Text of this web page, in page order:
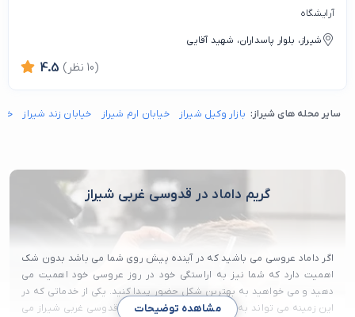
آرایشگاه
شیراز، بلوار پاسداران، شهید آقایی
4.5 (10 نظر)
سایر محله های شیراز: بازار وکیل شیراز خیابان ارم شیراز خیابان زند شیراز
گریم داماد در قدوسی غربی شیراز
اگر داماد عروسی می باشید که در آینده پیش روی شما می باشد بدون شک
اهمیت دارد که شما نیز به اراستگی خود در روز عروسی خود اهمیت می
دهید و می خواهید به بهترین شکل حضور پیدا کنید. یکی از خدماتی که در
این زمینه می تواند به شما کمک کند گریم داماد در قدوسی غربی شیراز می
مشاهده توضیحات